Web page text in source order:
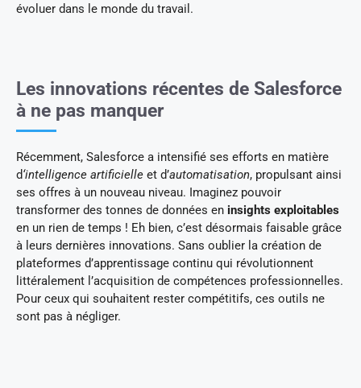
évoluer dans le monde du travail.
Les innovations récentes de Salesforce
à ne pas manquer
Récemment, Salesforce a intensifié ses efforts en matière
d‘intelligence artificielle et d’automatisation, propulsant ainsi
ses offres à un nouveau niveau. Imaginez pouvoir
transformer des tonnes de données en insights exploitables
en un rien de temps ! Eh bien, c’est désormais faisable grâce
à leurs dernières innovations. Sans oublier la création de
plateformes d’apprentissage continu qui révolutionnent
littéralement l’acquisition de compétences professionnelles.
Pour ceux qui souhaitent rester compétitifs, ces outils ne
sont pas à négliger.